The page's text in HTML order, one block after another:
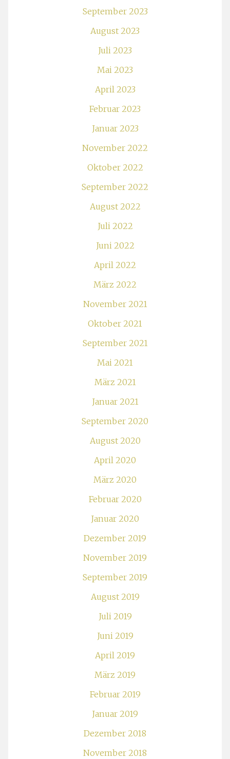
September 2023
August 2023
Juli 2023
Mai 2023
April 2023
Februar 2023
Januar 2023
November 2022
Oktober 2022
September 2022
August 2022
Juli 2022
Juni 2022
April 2022
März 2022
November 2021
Oktober 2021
September 2021
Mai 2021
März 2021
Januar 2021
September 2020
August 2020
April 2020
März 2020
Februar 2020
Januar 2020
Dezember 2019
November 2019
September 2019
August 2019
Juli 2019
Juni 2019
April 2019
März 2019
Februar 2019
Januar 2019
Dezember 2018
November 2018